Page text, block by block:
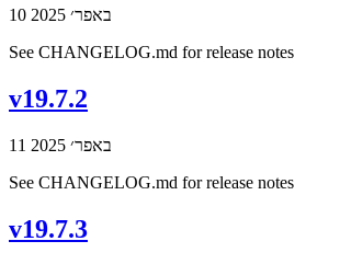
10 באפר׳ 2025
See CHANGELOG.md for release notes
v19.7.2
11 באפר׳ 2025
See CHANGELOG.md for release notes
v19.7.3